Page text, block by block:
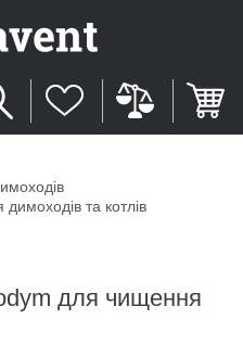
та котлів
для чищення